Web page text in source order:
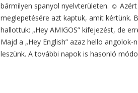
bármilyen spanyol nyelvterületen. ☺
meglepetésére azt kaptuk, amit kértünk.
hallottuk: „Hey AMIGOS” kifejezést, de
Majd a „Hey English” azaz hello
leszünk. A további napok is hasonló